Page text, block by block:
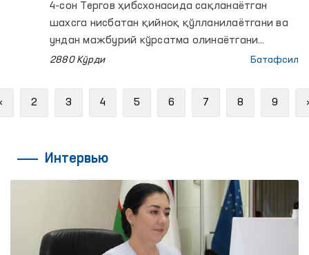
4-сон Тергов ҳибсхонасида сақланаётган
шахсга нисбатан қийноқ қўлланилаётгани ва
ундан мажбурий кўрсатма олинаётгани
ҳақида хабарлар тарқалди.
2880 Кўрди Батафсил
Previous
2 3 4 5 6 7 8 9
Интервью